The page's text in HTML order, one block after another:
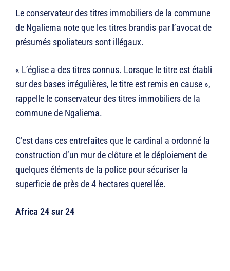
Le conservateur des titres immobiliers de la commune
de Ngaliema note que les titres brandis par l’avocat de
présumés spoliateurs sont illégaux.
« L’église a des titres connus. Lorsque le titre est établi
sur des bases irrégulières, le titre est remis en cause »,
rappelle le conservateur des titres immobiliers de la
commune de Ngaliema.
C’est dans ces entrefaites que le cardinal a ordonné la
construction d’un mur de clôture et le déploiement de
quelques éléments de la police pour sécuriser la
superficie de près de 4 hectares querellée.
Africa 24 sur 24